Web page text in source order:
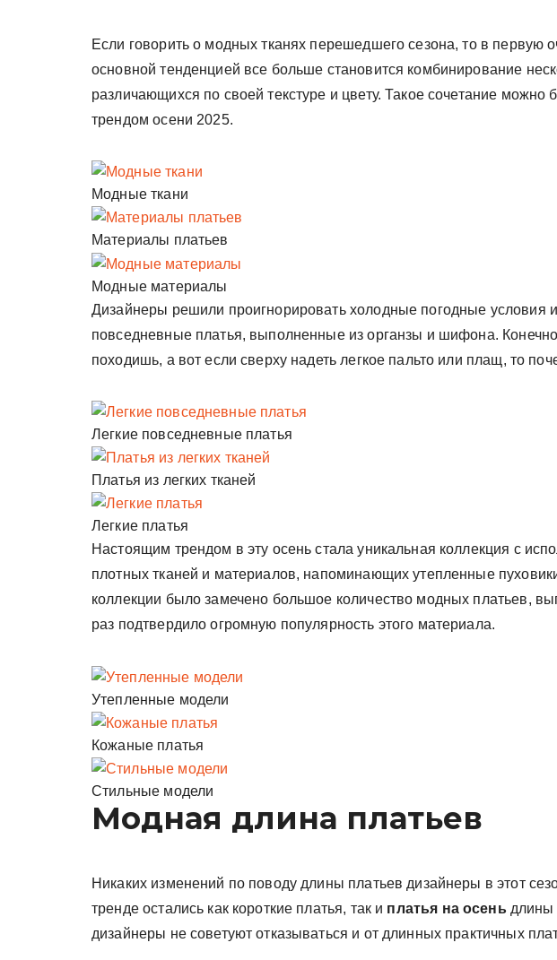
Если говорить о модных тканях перешедшего сезона, то в первую
основной тенденцией все больше становится комбинирование
различающихся по своей текстуре и цвету. Такое сочетание можно
трендом осени 2025.
Модные ткани
Материалы платьев
Модные материалы
Дизайнеры решили проигнорировать холодные погодные условия
повседневные платья, выполненные из органзы и шифона.
походишь, а вот если сверху надеть легкое пальто или плащ, то
Легкие повседневные платья
Платья из легких тканей
Легкие платья
Настоящим трендом в эту осень стала уникальная коллекция с
плотных тканей и материалов, напоминающих утепленные
коллекции было замечено большое количество модных платьев,
раз подтвердило огромную популярность этого материала.
Утепленные модели
Кожаные платья
Стильные модели
Модная длина платьев
Никаких изменений по поводу длины платьев дизайнеры в этот
тренде остались как короткие платья, так и платья на осень длины
дизайнеры не советуют отказываться и от длинных практичных